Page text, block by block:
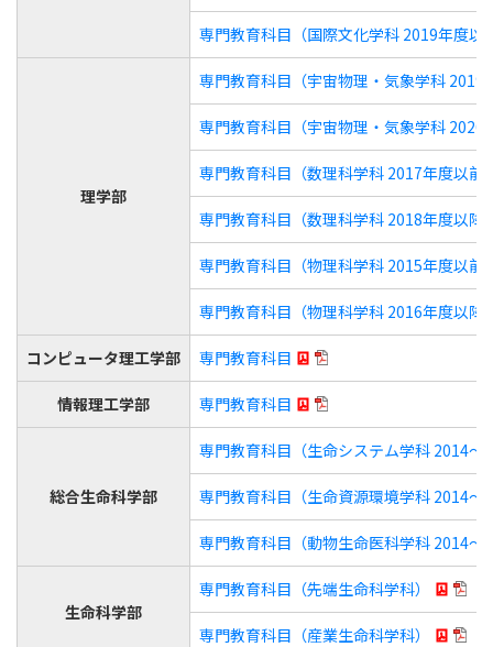
専門教育科目（国際文化学科 2019年度以
理学部
専門教育科目（宇宙物理・気象学科 2019
専門教育科目（宇宙物理・気象学科 2020
専門教育科目（数理科学科 2017年度以前
専門教育科目（数理科学科 2018年度以降
専門教育科目（物理科学科 2015年度以前
専門教育科目（物理科学科 2016年度以降
コンピュータ理工学部 専門教育科目
情報理工学部 専門教育科目
総合生命科学部
専門教育科目（生命システム学科 2014～
専門教育科目（生命資源環境学科 2014～
専門教育科目（動物生命医科学科 2014～
生命科学部
専門教育科目（先端生命科学科）
専門教育科目（産業生命科学科）